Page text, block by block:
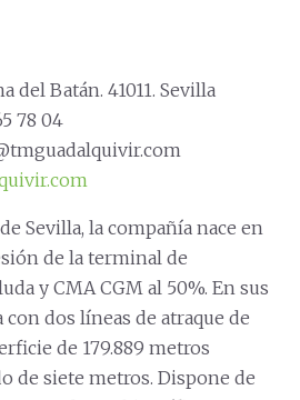
del Batán. 41011. Sevilla
78 04
Sevilla, la compañía nace en
de la terminal de
y CMA CGM al 50%. En sus
dos líneas de atraque de
de 179.889 metros
de siete metros. Dispone de